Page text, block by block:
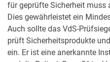
für geprüfte Sicherheit muss
Dies gewährleistet ein
Auch sollte das VdS-
prüft Sicherheitsprodukte
ein. Er ist eine anerkannte